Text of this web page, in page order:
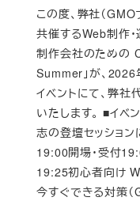
この度、弊社（GMO
共催するWeb制作
制作会社のための
Summer」が、2026
イベントにて、弊
いたします。 ■イ
志の登壇セッショ
19:00開場・受付
19:25初心者向け
今すぐできる対策（